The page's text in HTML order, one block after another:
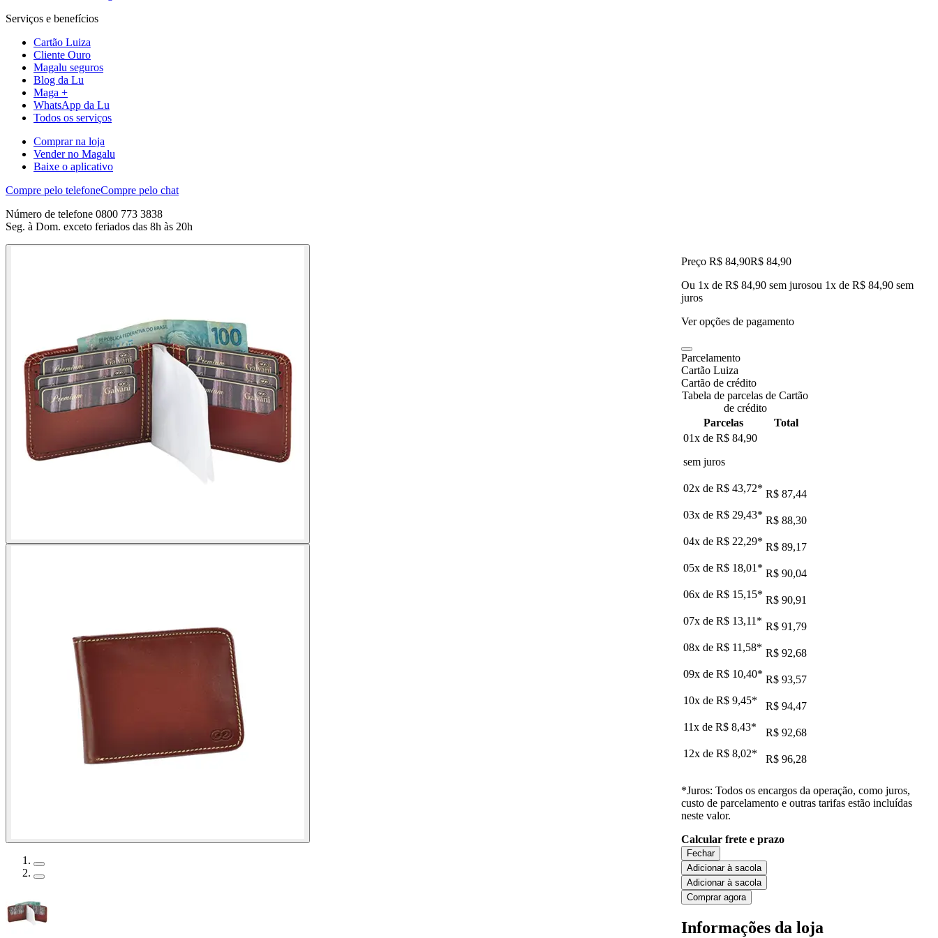
Serviços e benefícios
Cartão Luiza
Cliente Ouro
Magalu seguros
Blog da Lu
Maga +
WhatsApp da Lu
Todos os serviços
Comprar na loja
Vender no Magalu
Baixe o aplicativo
Compre pelo telefoneCompre pelo chat
Número de telefone 0800 773 3838
Seg. à Dom. exceto feriados das 8h às 20h
Preço R$ 84,90R$ 84,90
Ou 1x de R$ 84,90 sem jurosou 1x de R$ 84,90 sem
juros
Ver opções de pagamento
Parcelamento
Cartão Luiza
Cartão de crédito
Tabela de parcelas de Cartão
de crédito
Parcelas
Total
01x de R$ 84,90
sem juros
02x de R$ 43,72* R$ 87,44
03x de R$ 29,43* R$ 88,30
04x de R$ 22,29* R$ 89,17
05x de R$ 18,01 * R$ 90,04
06x de R$ 15,15* R$ 90,91
07x de R$ 13,11 * R$ 91,79
08x de R$ 11,58* R$ 92,68
09x de R$ 10,40* R$ 93,57
10x de R$ 9,45*
R$ 94,47
11x de R$ 8,43*
R$ 92,68
12x de R$ 8,02* R$ 96,28
*Juros: Todos os encargos da operação, como juros,
custo de parcelamento e outras tarifas estão incluídas
neste valor.
Calcular frete e prazo
Fechar
Adicionar à sacola
Adicionar à sacola
Comprar agora
Informações da loja